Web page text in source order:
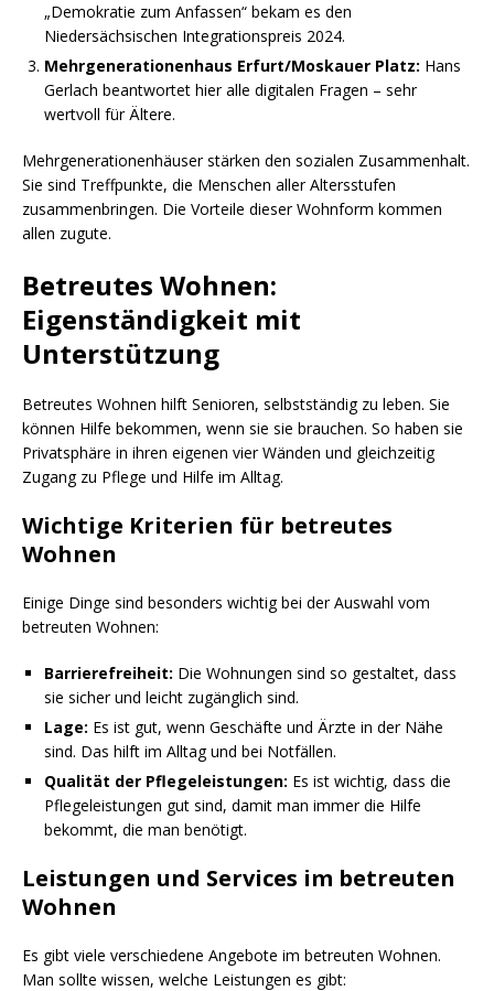
„Demokratie zum Anfassen“ bekam es den
Niedersächsischen Integrationspreis 2024.
Mehrgenerationenhaus Erfurt/Moskauer Platz: Hans
Gerlach beantwortet hier alle digitalen Fragen – sehr
wertvoll für Ältere.
Mehrgenerationenhäuser stärken den sozialen Zusammenhalt.
Sie sind Treffpunkte, die Menschen aller Altersstufen
zusammenbringen. Die Vorteile dieser Wohnform kommen
allen zugute.
Betreutes Wohnen:
Eigenständigkeit mit
Unterstützung
Betreutes Wohnen hilft Senioren, selbstständig zu leben. Sie
können Hilfe bekommen, wenn sie sie brauchen. So haben sie
Privatsphäre in ihren eigenen vier Wänden und gleichzeitig
Zugang zu Pflege und Hilfe im Alltag.
Wichtige Kriterien für betreutes
Wohnen
Einige Dinge sind besonders wichtig bei der Auswahl vom
betreuten Wohnen:
Barrierefreiheit: Die Wohnungen sind so gestaltet, dass
sie sicher und leicht zugänglich sind.
Lage: Es ist gut, wenn Geschäfte und Ärzte in der Nähe
sind. Das hilft im Alltag und bei Notfällen.
Qualität der Pflegeleistungen: Es ist wichtig, dass die
Pflegeleistungen gut sind, damit man immer die Hilfe
bekommt, die man benötigt.
Leistungen und Services im betreuten
Wohnen
Es gibt viele verschiedene Angebote im betreuten Wohnen.
Man sollte wissen, welche Leistungen es gibt: